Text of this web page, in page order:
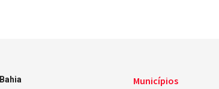
Bahia
Municípios